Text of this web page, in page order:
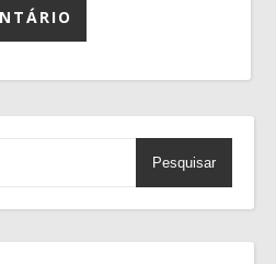
Pesquisar